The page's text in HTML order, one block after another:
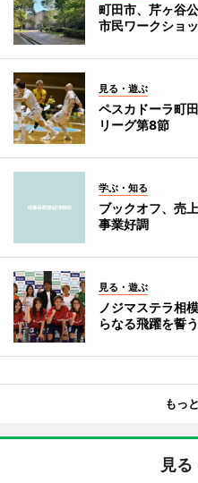
町田市、芹ヶ谷
市民ワークショ
見る・遊ぶ
ペスカドーラ町
リーグ第8節
学ぶ・知る
ブックオフ、売
事業好調
見る・遊ぶ
ノジマステラ相
らなる飛躍を誓う
もっ
見る